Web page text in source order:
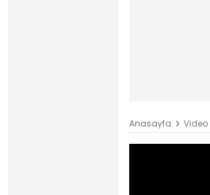
Anasayfa Video